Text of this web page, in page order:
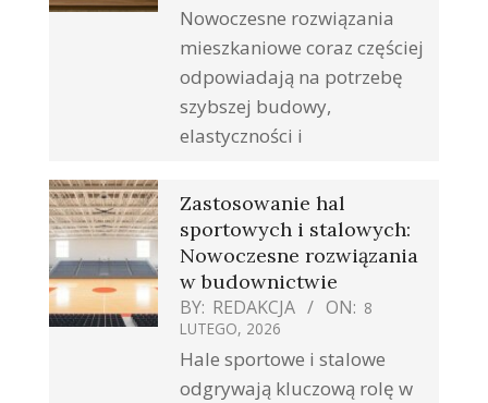
Nowoczesne rozwiązania
mieszkaniowe coraz częściej
odpowiadają na potrzebę
szybszej budowy,
elastyczności i
Zastosowanie hal
sportowych i stalowych:
Nowoczesne rozwiązania
w budownictwie
BY: REDAKCJA ON: 8
LUTEGO, 2026
Hale sportowe i stalowe
odgrywają kluczową rolę w